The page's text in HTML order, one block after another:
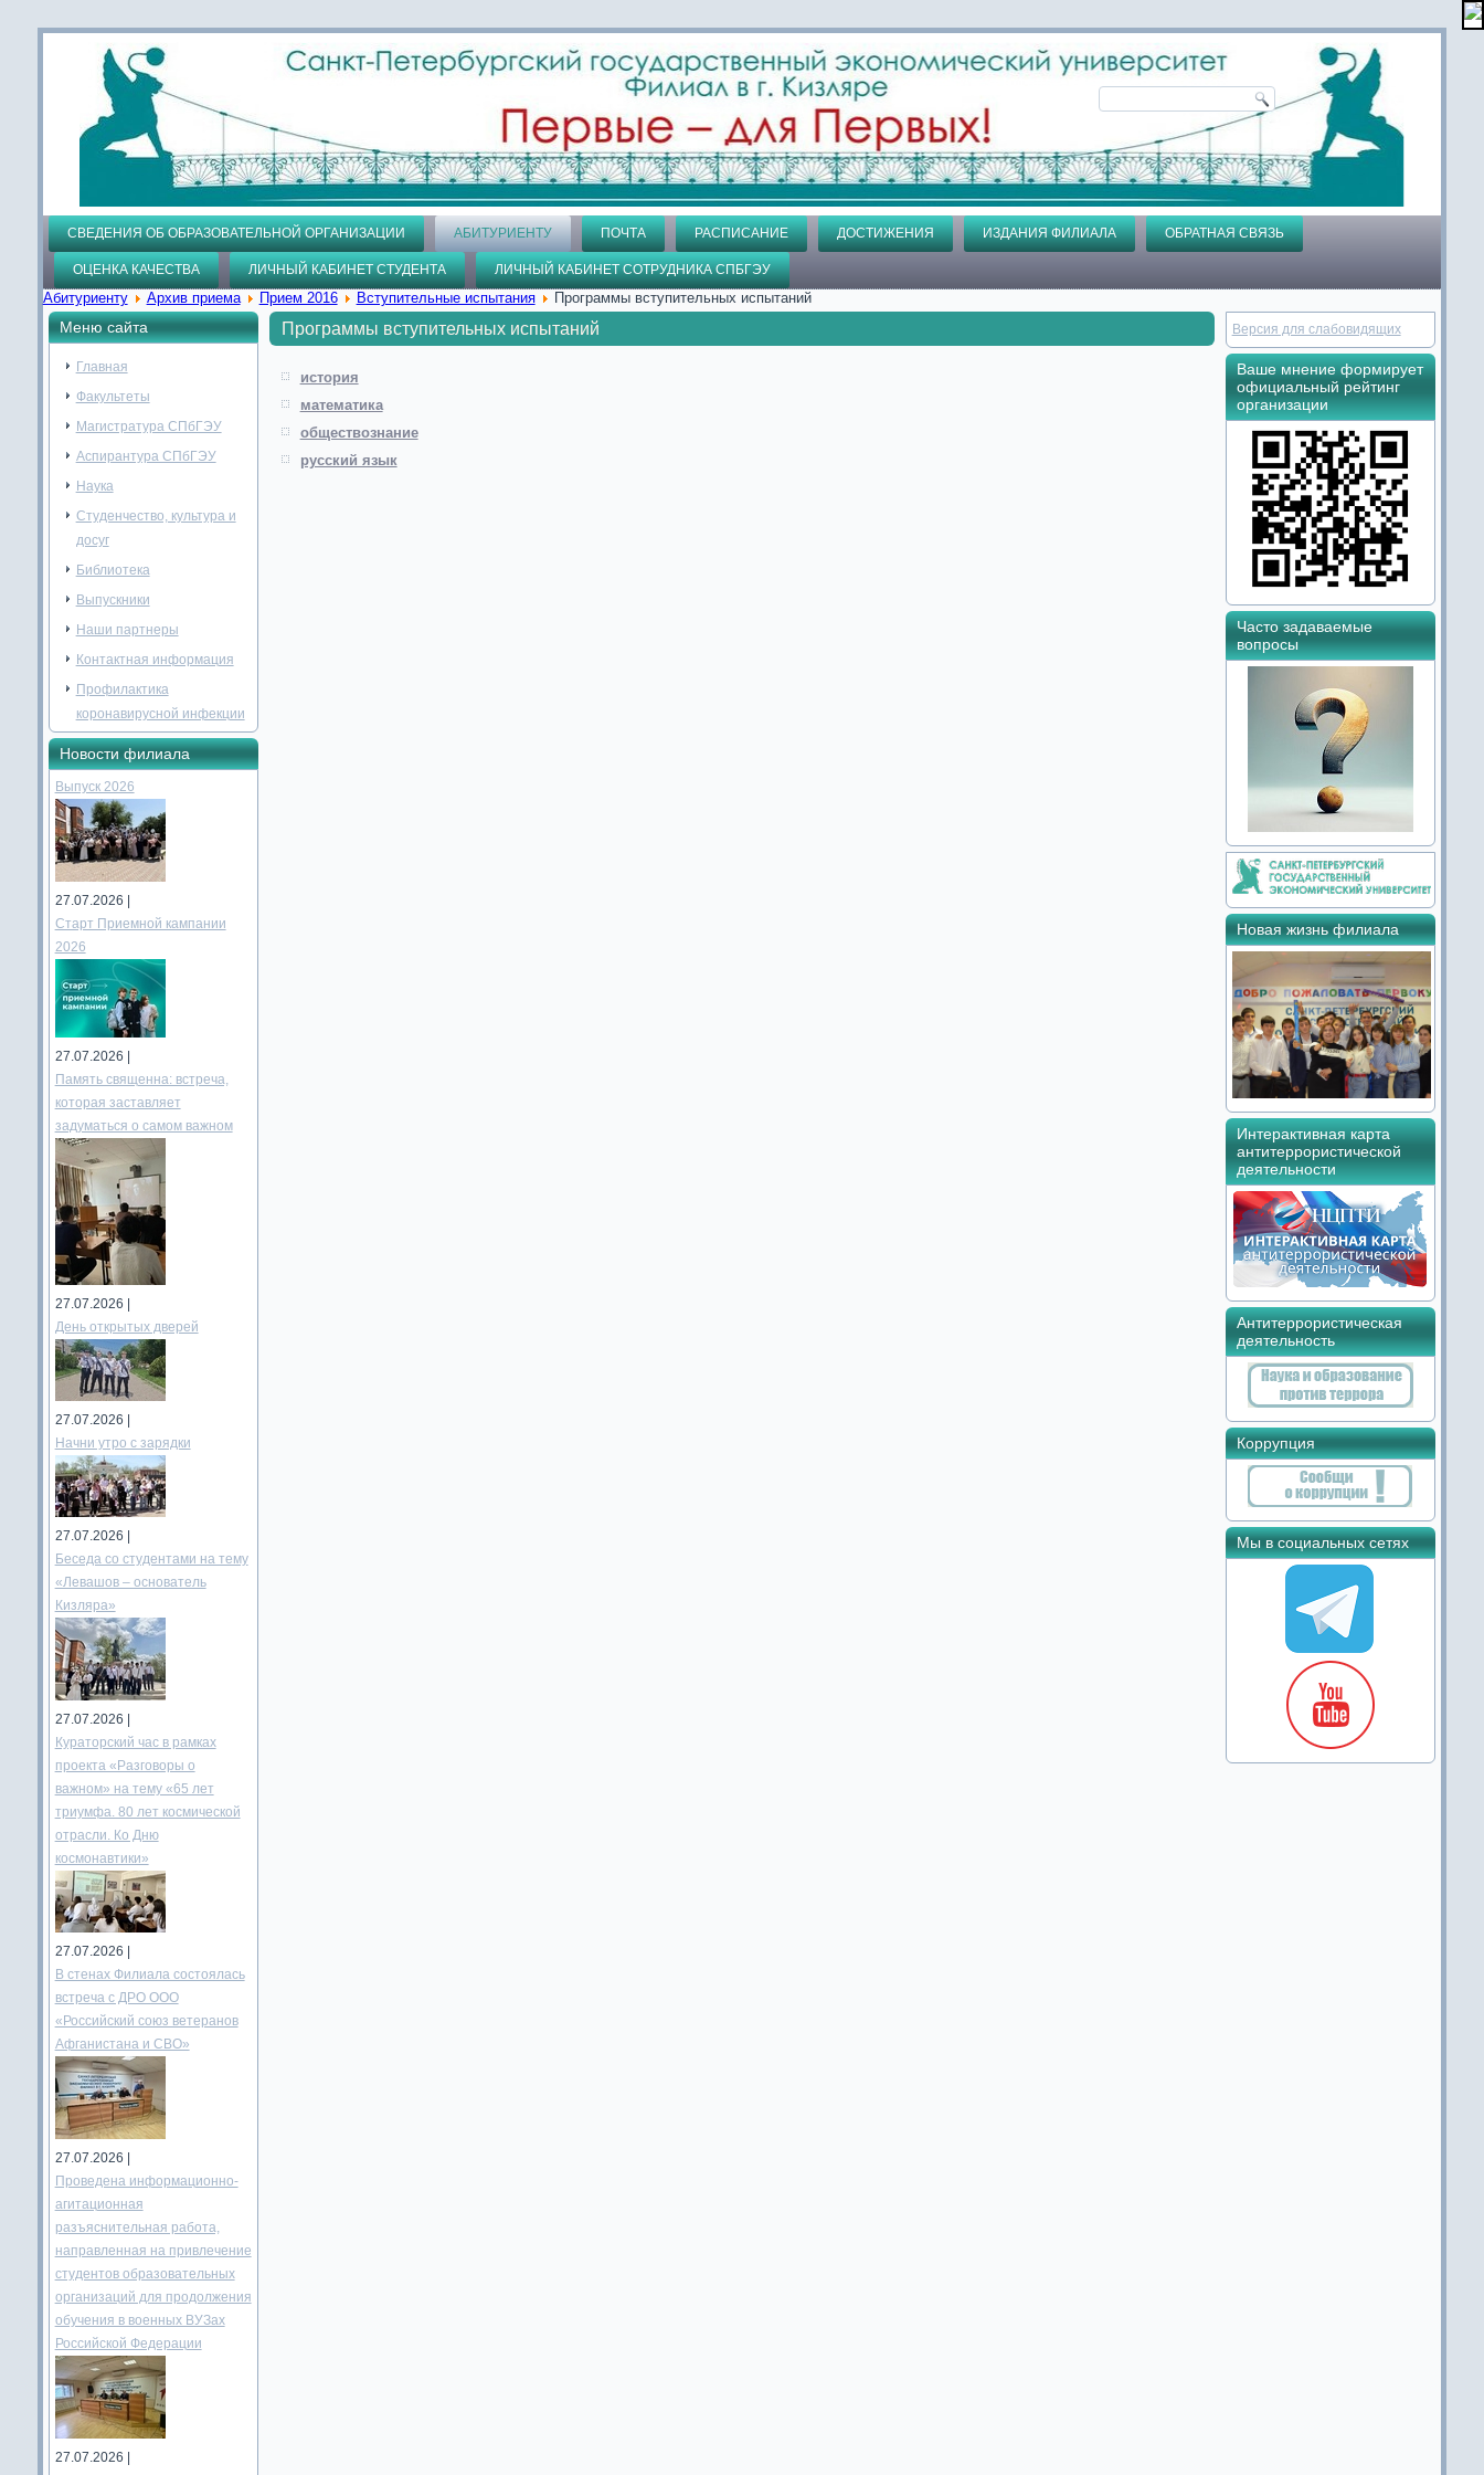
СВЕДЕНИЯ ОБ ОБРАЗОВАТЕЛЬНОЙ ОРГАНИЗАЦИИ АБИТУРИЕНТУ ПОЧТА РАСПИСАНИЕ ДОСТИЖЕНИЯ ИЗДАНИЯ ФИЛИАЛА ОБРАТНАЯ СВЯЗЬ
ОЦЕНКА КАЧЕСТВА ЛИЧНЫЙ КАБИНЕТ СТУДЕНТА ЛИЧНЫЙ КАБИНЕТ СОТРУДНИКА СПБГЭУ
Абитуриенту Архив приема Прием 2016 Вступительные испытания Программы вступительных испытаний
Меню сайта
Главная
Факультеты
Магистратура СПбГЭУ
Аспирантура СПбГЭУ
Наука
Студенчество, культура и
досуг
Библиотека
Выпускники
Наши партнеры
Контактная информация
Профилактика
коронавирусной инфекции
Новости филиала
Выпуск 2026
27.07.2026 |
Старт Приемной кампании
2026
27.07.2026 |
Память священна: встреча,
которая заставляет
задуматься о самом важном
27.07.2026 |
День открытых дверей
27.07.2026 |
Начни утро с зарядки
27.07.2026 |
Беседа со студентами на тему
«Левашов – основатель
Кизляра»
27.07.2026 |
Кураторский час в рамках
проекта «Разговоры о
важном» на тему «65 лет
триумфа. 80 лет космической
отрасли. Ко Дню
космонавтики»
27.07.2026 |
В стенах Филиала состоялась
встреча с ДРО ООО
«Российский союз ветеранов
Афганистана и СВО»
27.07.2026 |
Проведена информационно-
агитационная
разъяснительная работа,
направленная на привлечение
студентов образовательных
организаций для продолжения
обучения в военных ВУЗах
Российской Федерации
27.07.2026 |
Программы вступительных испытаний
история
математика
обществознание
русский язык
Версия для слабовидящих
Ваше мнение формирует
официальный рейтинг
организации
Часто задаваемые
вопросы
Новая жизнь филиала
Интерактивная карта
антитеррористической
деятельности
Антитеррористическая
деятельность
Коррупция
Мы в социальных сетях